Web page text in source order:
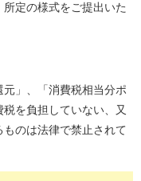
定の様式をご提出いた
」、「消費税相当分ポ
を負担していない、又
のは法律で禁止されて